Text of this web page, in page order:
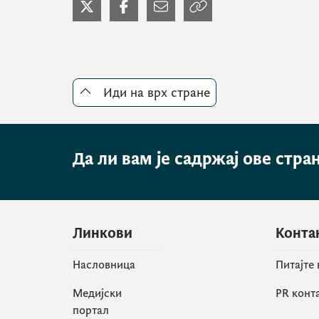
Иди на врх стране
Да ли вам је садржај ове
Линкови
Насловница
Медијски
портал
PR